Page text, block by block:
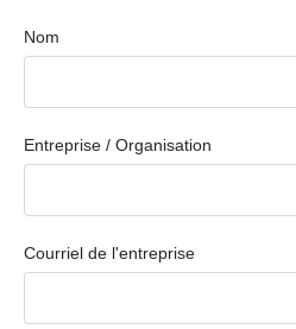
Nom
Entreprise / Organisation
Courriel de l'entreprise